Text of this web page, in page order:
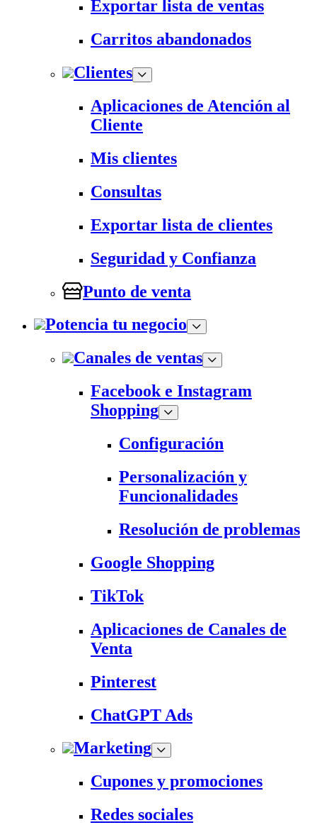
Exportar lista de ventas
Carritos abandonados
Clientes
Aplicaciones de Atención al
Cliente
Mis clientes
Consultas
Exportar lista de clientes
Seguridad y Confianza
Punto de venta
Potencia tu negocio
Canales de ventas
Facebook e Instagram
Shopping
Configuración
Personalización y
Funcionalidades
Resolución de problemas
Google Shopping
TikTok
Aplicaciones de Canales de
Venta
Pinterest
ChatGPT Ads
Marketing
Cupones y promociones
Redes sociales